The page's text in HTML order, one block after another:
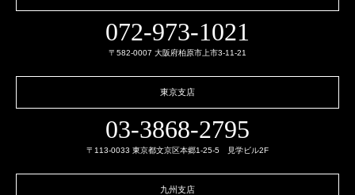
072-973-1021
〒582-0007 大阪府柏原市上市3-11-21
東京支店
03-3868-2795
〒113-0033 東京都文京区本郷1-25-5 見学ビル2F
九州支店